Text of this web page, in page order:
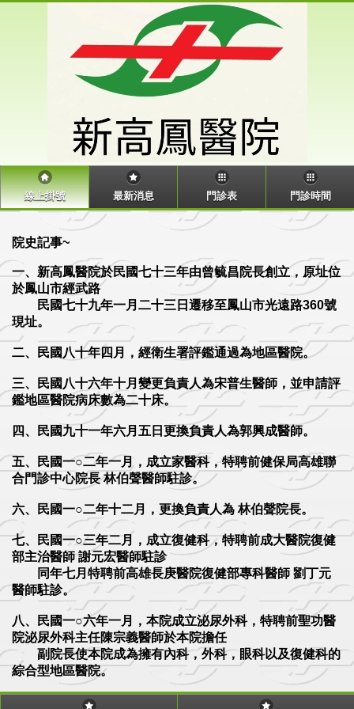
線上掛號 最新消息 門診表 門診時間
院史記事~
一、新高鳳醫院於民國七十三年由曾毓昌院長創立，原址位
於鳳山市經武路
民國七十九年一月二十三日遷移至鳳山市光遠路360號
現址。
二、民國八十年四月，經衛生署評鑑通過為地區醫院。
三、民國八十六年十月變更負責人為宋普生醫師，並申請評
鑑地區醫院病床數為二十床。
四、民國九十一年六月五日更換負責人為郭興成醫師。
五、民國一○二年一月，成立家醫科，特聘前健保局高雄聯
合門診中心院長 林伯聲醫師駐診。
六、民國一○二年十二月，更換負責人為 林伯聲院長。
七、民國一○三年二月，成立復健科，特聘前成大醫院復健
部主治醫師 謝元宏醫師駐診
同年七月特聘前高雄長庚醫院復健部專科醫師 劉丁元
醫師駐診。
八、民國一○六年一月，本院成立泌尿外科，特聘前聖功醫
院泌尿外科主任陳宗義醫師於本院擔任
副院長使本院成為擁有內科，外科，眼科以及復健科的
綜合型地區醫院。